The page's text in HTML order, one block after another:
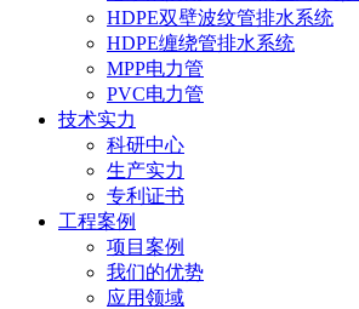
HDPE双壁波纹管排水系统
HDPE缠绕管排水系统
MPP电力管
PVC电力管
技术实力
科研中心
生产实力
专利证书
工程案例
项目案例
我们的优势
应用领域